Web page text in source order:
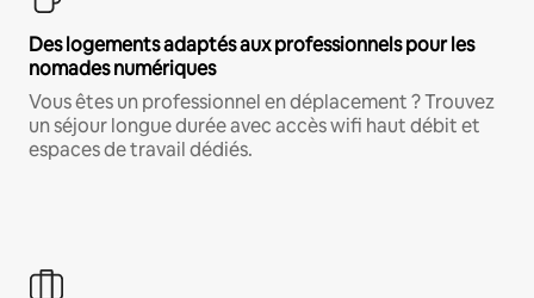
Des logements adaptés aux professionnels pour les
nomades numériques
Vous êtes un professionnel en déplacement ? Trouvez
un séjour longue durée avec accès wifi haut débit et
espaces de travail dédiés.